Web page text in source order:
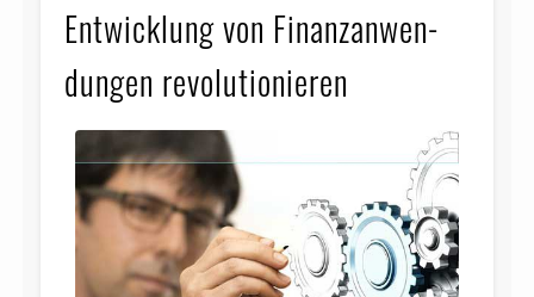
Entwicklung von Finanz­anwen­
dungen revolutionieren